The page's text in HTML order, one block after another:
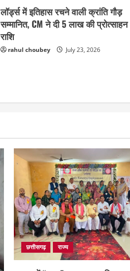
लॉर्ड्स में इतिहास रचने वाली क्रांति गौड़
सम्मानित, CM ने दी 5 लाख की प्रोत्साहन
राशि
rahul choubey July 23, 2026
छत्तीसगढ़ राज्य